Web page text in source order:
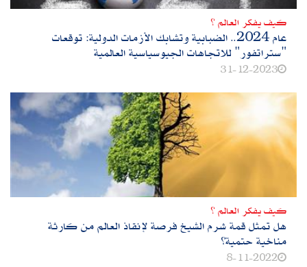
كيف يفكر العالم ؟
عام 2024.. الضبابية وتشابك الأزمات الدولية: توقعات
"ستراتفور" للاتجاهات الجيوسياسية العالمية
31-12-2023
كيف يفكر العالم ؟
هل تمثل قمة شرم الشيخ فرصة لإنقاذ العالم من كارثة
مناخية حتمية؟
8-11-2022